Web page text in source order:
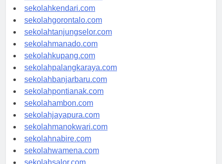
sekolahmakassar.com
sekolahkendari.com
sekolahgorontalo.com
sekolahtanjungselor.com
sekolahmanado.com
sekolahkupang.com
sekolahpalangkaraya.com
sekolahbanjarbaru.com
sekolahpontianak.com
sekolahambon.com
sekolahjayapura.com
sekolahmanokwari.com
sekolahnabire.com
sekolahwamena.com